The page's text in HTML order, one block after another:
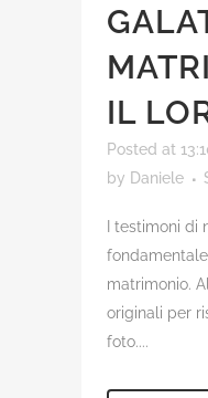
IL
Posted at
by Daniele
I testimoni di
matrimonio.
originali per
foto....